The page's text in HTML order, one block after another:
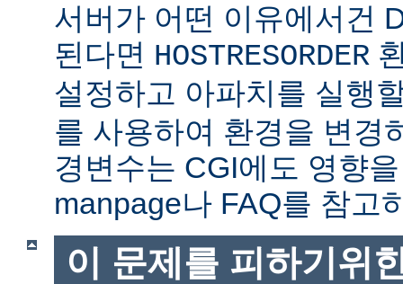
서버가 어떤 이유에서건
된다면 HOSTRESORDER
설정하고 아파치를 실행
를 사용하여 환경을 변경
경변수는 CGI에도 영향
manpage나 FAQ를 참고
이 문제를 피하기위